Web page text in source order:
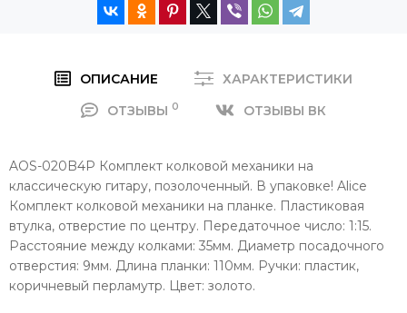
ОПИСАНИЕ
ХАРАКТЕРИСТИКИ
ОТЗЫВЫ 0 ОТЗЫВЫ ВК
AOS-020B4P Комплект колковой механики на
классическую гитару, позолоченный. В упаковке! Alice
Комплект колковой механики на планке. Пластиковая
втулка, отверстие по центру. Передаточное число: 1:15.
Расстояние между колками: 35мм. Диаметр посадочного
отверстия: 9мм. Длина планки: 110мм. Ручки: пластик,
коричневый перламутр. Цвет: золото.